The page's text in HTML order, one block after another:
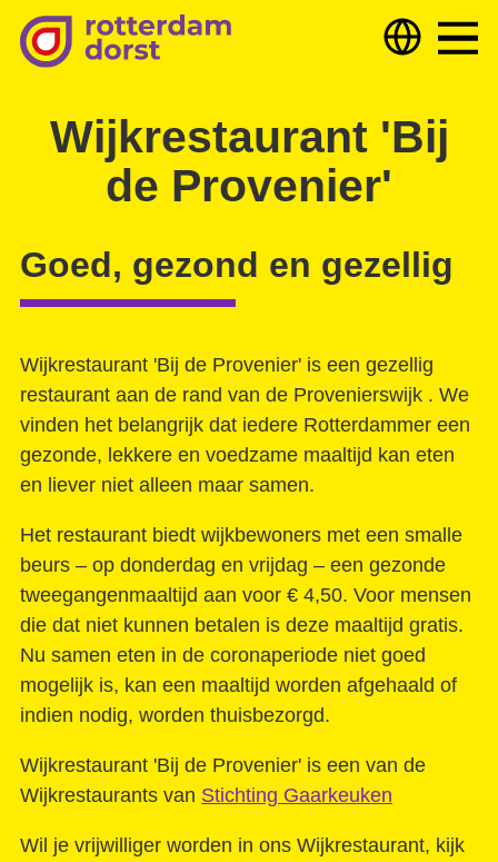
Hulp nodig? Hulp bieden
Over ons
Deelnemers & partners
Samen optrekken tegen armoede
Wijkteam zoekt samenwerking
Extra veel vruchten
TKC digital versterkt onze Vraagbaken!
Gebed voor mijn stad
De geboorte van een sociale filmmaker
Contact
Wijkrestaurant 'Bij
de Provenier'
Goed, gezond en gezellig
Wijkrestaurant 'Bij de Provenier' is een gezellig
restaurant aan de rand van de Provenierswijk . We
vinden het belangrijk dat iedere Rotterdammer een
gezonde, lekkere en voedzame maaltijd kan eten
en liever niet alleen maar samen.
Het restaurant biedt wijkbewoners met een smalle
beurs – op donderdag en vrijdag – een gezonde
tweegangenmaaltijd aan voor € 4,50. Voor mensen
die dat niet kunnen betalen is deze maaltijd gratis.
Nu samen eten in de coronaperiode niet goed
mogelijk is, kan een maaltijd worden afgehaald of
indien nodig, worden thuisbezorgd.
Wijkrestaurant 'Bij de Provenier' is een van de
Wijkrestaurants van Stichting Gaarkeuken
Wil je vrijwilliger worden in ons Wijkrestaurant, kijk